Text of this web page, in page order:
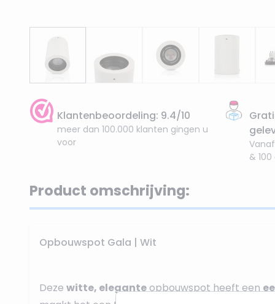
Klantenbeoordeling: 9.4/10
meer dan 100.000 klanten gingen u
voor
Vanaf
&
Product omschrijving:
Opbouwspot Gala | Wit
Deze witte, eleganteopbouwspot heeft een